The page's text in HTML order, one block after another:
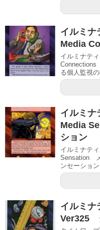
イルミ
Media
イルミナテ
Connections
る個人監視
イルミ
Media
ション
イルミナテ
Sensation
ンセーショ
イルミ
Ver325